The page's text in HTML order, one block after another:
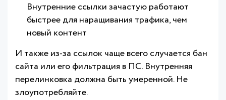
Внутренние ссылки зачастую работают
быстрее для наращивания трафика, чем
новый контент
И также из-за ссылок чаще всего случается бан
сайта или его фильтрация в ПС. Внутренняя
перелинковка должна быть умеренной. Не
злоупотребляйте.